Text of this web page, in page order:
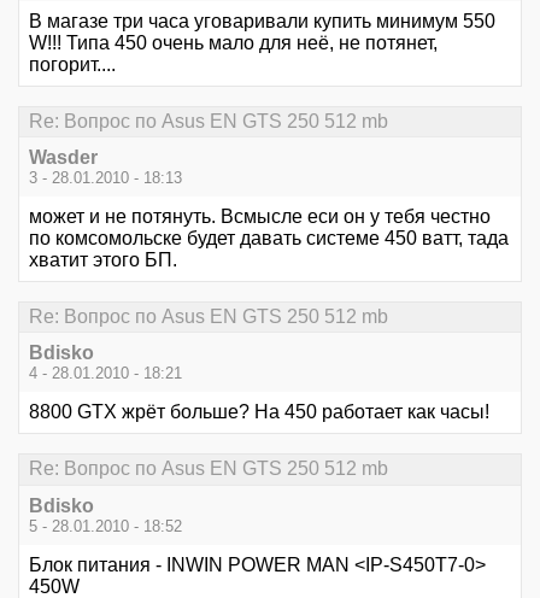
В магазе три часа уговаривали купить минимум 550
W!!! Типа 450 очень мало для неё, не потянет,
погорит....
Re: Вопрос по Asus EN GTS 250 512 mb
Wasder
3 - 28.01.2010 - 18:13
может и не потянуть. Всмысле еси он у тебя честно
по комсомольске будет давать системе 450 ватт, тада
хватит этого БП.
Re: Вопрос по Asus EN GTS 250 512 mb
Bdisko
4 - 28.01.2010 - 18:21
8800 GTX жрёт больше? На 450 работает как часы!
Re: Вопрос по Asus EN GTS 250 512 mb
Bdisko
5 - 28.01.2010 - 18:52
Блок питания - INWIN POWER MAN <IP-S450T7-0>
450W